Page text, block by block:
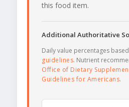
this food item.
Additional Authoritative
Daily value percentages
guidelines. Nutrient
Office of Dietary
Guidelines for Americans.